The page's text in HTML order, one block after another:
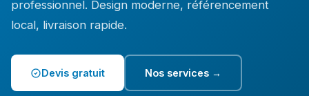
professionnel. Design moderne, référencement
local, livraison rapide.
Devis gratuit Nos services →